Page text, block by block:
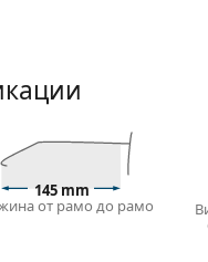
и така
в оригиналния
да варират.
доставяна с очилата,
с торбичка от
, за да
145 mm
от рамо до рамо